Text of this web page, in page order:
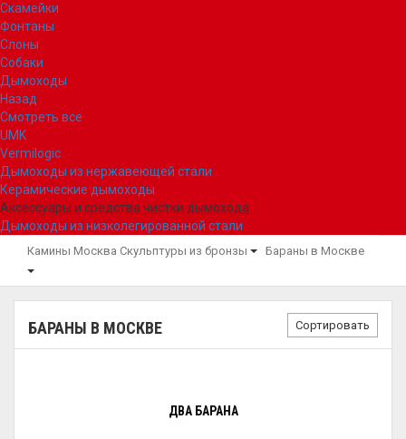
Скамейки
Фонтаны
Слоны
Собаки
Дымоходы
Назад
Смотреть все
UMK
Vermilogic
Дымоходы из нержавеющей стали
Керамические дымоходы
Аксессуары и средства чистки дымохода
Дымоходы из низколегированной стали
Камины Москва Скульптуры из бронзы Бараны в Москве
БАРАНЫ В МОСКВЕ Сортировать
ДВА БАРАНА